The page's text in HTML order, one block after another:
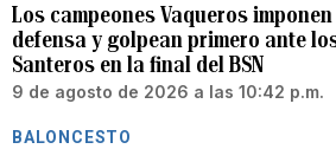
Los campeones Vaqueros
defensa y golpean primero ante
Santeros en la final del BSN
9 de agosto de 2026 a las 10:42 p.m.
BALONCESTO